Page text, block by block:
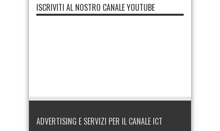
ISCRIVITI AL NOSTRO CANALE YOUTUBE
ADVERTISING E SERVIZI PER IL CANALE ICT